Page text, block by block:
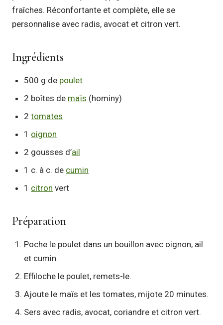
fraîches. Réconfortante et complète, elle se
personnalise avec radis, avocat et citron vert.
Ingrédients
500 g de poulet
2 boîtes de maïs (hominy)
2 tomates
1 oignon
2 gousses d’ail
1 c. à c. de cumin
1 citron vert
Préparation
Poche le poulet dans un bouillon avec oignon, ail
et cumin.
Effiloche le poulet, remets-le.
Ajoute le maïs et les tomates, mijote 20 minutes.
Sers avec radis, avocat, coriandre et citron vert.